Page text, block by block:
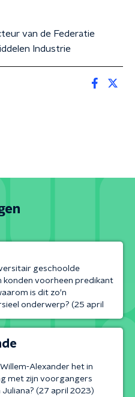
van de Federatie
Industrie
geschoolde
konden voorheen predikant
is dit zo'n
onderwerp? (25 april
Alexander het in
met zijn voorgangers
Juliana? (27 april 2023)